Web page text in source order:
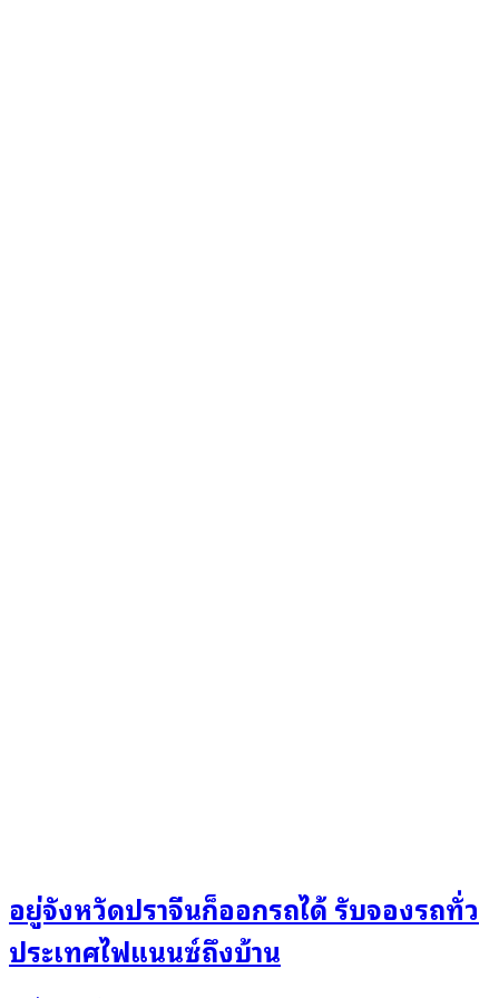
อยู่จังหวัดปราจีนก็ออกรถได้ รับจองรถทั่ว
ประเทศไฟแนนซ์ถึงบ้าน